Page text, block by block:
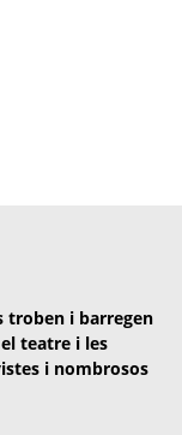
troben i barregen
teatre i les
i nombrosos